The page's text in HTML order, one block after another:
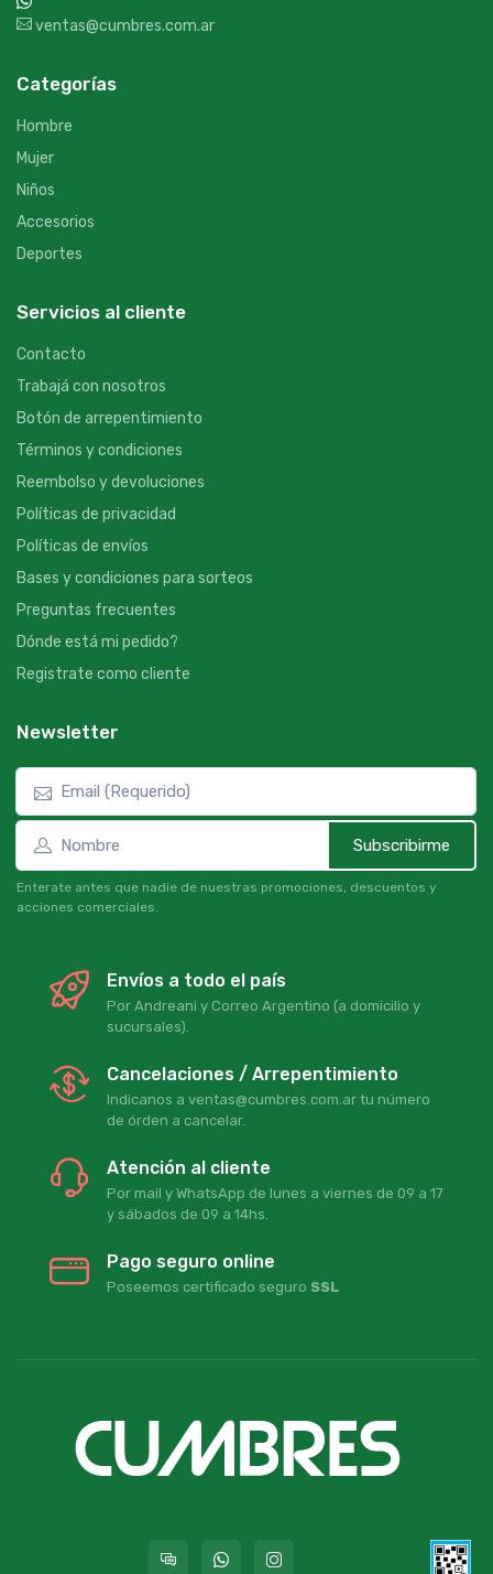
ventas@cumbres.com.ar
Categorías
Hombre
Mujer
Niños
Accesorios
Deportes
Servicios al cliente
Contacto
Trabajá con nosotros
Botón de arrepentimiento
Términos y condiciones
Reembolso y devoluciones
Políticas de privacidad
Políticas de envíos
Bases y condiciones para sorteos
Preguntas frecuentes
Dónde está mi pedido?
Registrate como cliente
Newsletter
Subscribirme
Enterate antes que nadie de nuestras promociones, descuentos y
acciones comerciales.
Envíos a todo el país
Por Andreani y Correo Argentino (a domicilio y
sucursales).
Cancelaciones / Arrepentimiento
Indicanos a ventas@cumbres.com.ar tu número
de órden a cancelar.
Atención al cliente
Por mail y WhatsApp de lunes a viernes de 09 a 17
y sábados de 09 a 14hs.
Pago seguro online
Poseemos certificado seguro SSL